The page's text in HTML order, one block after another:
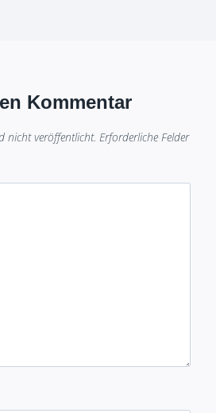
Kommentar
nicht veröffentlicht. Erforderliche Felder